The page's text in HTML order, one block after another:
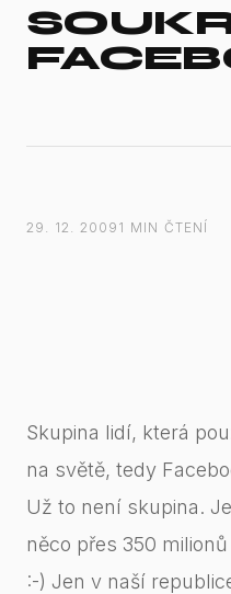
29. 12. 2009 1 MIN ČTENÍ
Skupina lidí, která
na světě, tedy
Už to není skupina.
něco přes 350
:-) Jen v naší